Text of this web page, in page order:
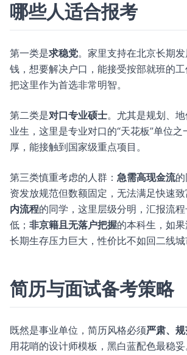
哪些人适合报考
第一类是求稳党。家里支持在北京长期
钱，想要解决户口，能接受按部就班的
把这里作为首选非常明智。
第二类是对口专业硕士。尤其是规划、
业生，这里是专业对口的“天花板”单位之
厚，能接触到国家级重点项目。
第三类慎重考虑的人群： 急需高现金流
资发放规范但数额固定，无法满足快速致
内流程的同学，这里层级分明，汇报流
低； 非京籍且无落户把握的本科生，如
长期生存压力巨大，性价比不如回二线城
简历与面试备考策略
既然是事业单位，简历风格必须严肃、
用花哨的设计师模板，黑白蓝配色最稳